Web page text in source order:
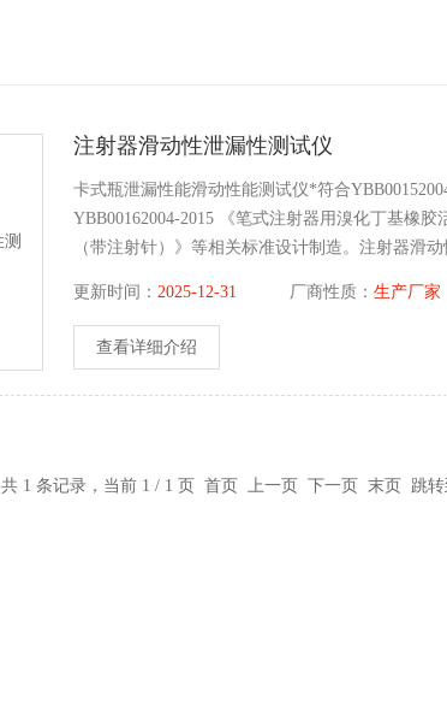
注射器滑动性泄漏性测试仪
卡式瓶泄漏性能滑动性能测试仪*符合
YBB00162004-2015 《笔式注射器用溴化丁基橡
（带注射针）》等相关标准设计制造。注射器滑
更新时间：2025-12-31 厂商性质：生产厂家
查看详细介绍
共 1 条记录，当前 1 / 1 页 首页 上一页 下一页 末页 跳转